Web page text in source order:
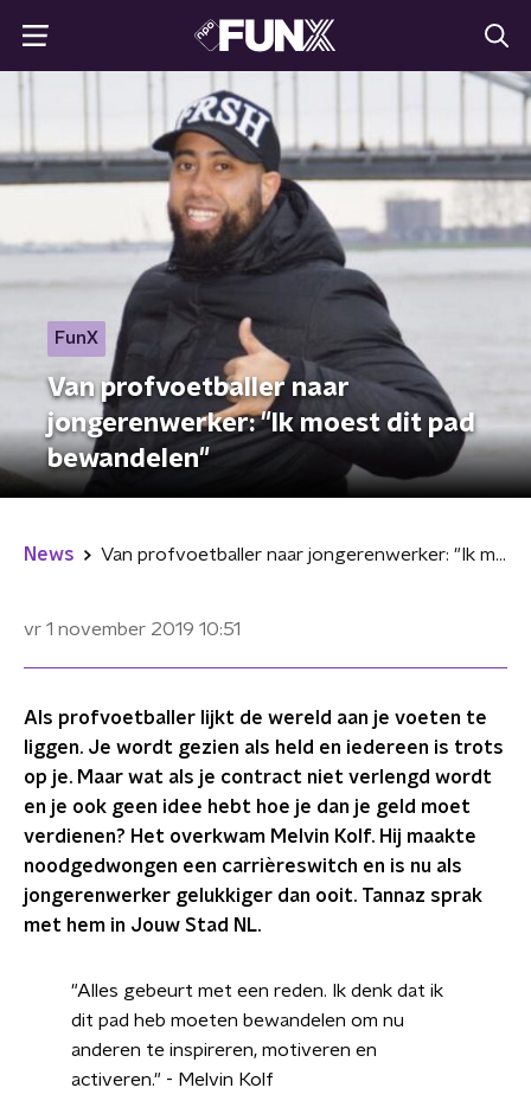
FunX
Van profvoetballer naar
jongerenwerker: "Ik moest dit pad
bewandelen"
News Van profvoetballer naar jongerenwerker: "Ik moest dit pad bewandelen"
vr 1 november 2019 10:51
Als profvoetballer lijkt de wereld aan je voeten te
liggen. Je wordt gezien als held en iedereen is trots
op je. Maar wat als je contract niet verlengd wordt
en je ook geen idee hebt hoe je dan je geld moet
verdienen? Het overkwam Melvin Kolf. Hij maakte
noodgedwongen een carrièreswitch en is nu als
jongerenwerker gelukkiger dan ooit. Tannaz sprak
met hem in Jouw Stad NL.
"Alles gebeurt met een reden. Ik denk dat ik
dit pad heb moeten bewandelen om nu
anderen te inspireren, motiveren en
activeren." - Melvin Kolf